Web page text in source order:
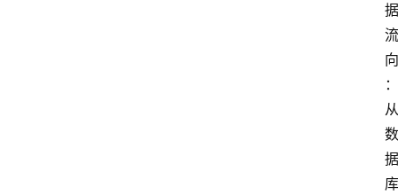
据
流
向
：
从
数
据
库